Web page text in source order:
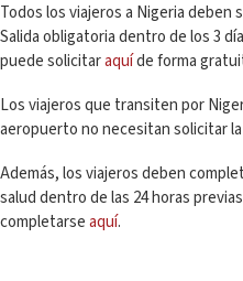
Todos los viajeros a Nigeria deben
Salida obligatoria dentro de los 3
puede solicitaraquíde forma
Los viajeros que transiten por
aeropuerto no necesitan solicitar
Además, los viajeros deben
salud dentro de las 24 horas
completarseaquí.